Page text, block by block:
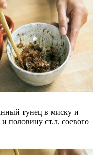
тунец в миску и
половину ст.л. соевого